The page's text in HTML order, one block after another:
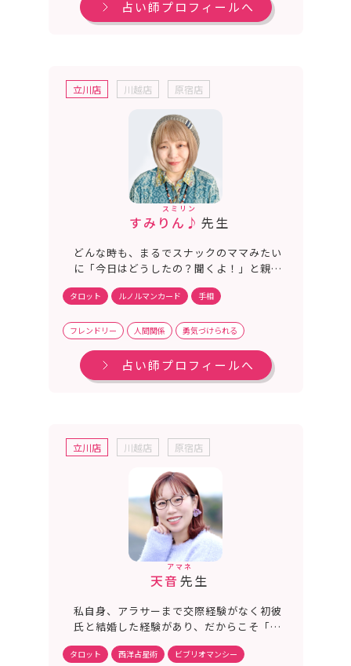
占い師プロフィールへ
立川店 川越店 原宿店
スミリン
すみりん♪ 先生
どんな時も、まるでスナックのママみたい
に「今日はどうしたの？聞くよ！」と親身
提供します。気取らず話せて、恋愛や仕事
あたたかい時間を、一緒に過ごしません
タロット ルノルマンカード 手相
フレンドリー 人間関係 勇気づけられる
占い師プロフィールへ
立川店 川越店 原宿店
アマネ
天音先生
私自身、アラサーまで交際経験がなく初彼
氏と結婚した経験があり、だからこそ「自
な？」というあなたの不安が痛いほどわか
タロット 西洋占星術 ビブリオマンシー